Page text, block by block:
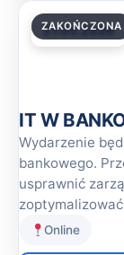
21.05.2026
ZAKOŃCZONA
IT W
Wydarzenie
bankowego.
usprawnić
Online